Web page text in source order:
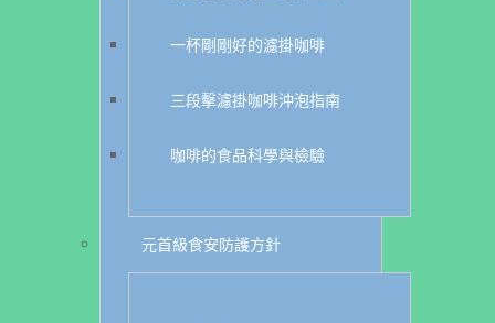
一杯剛剛好的濾掛咖啡
三段擊濾掛咖啡沖泡指南
咖啡的食品科學與檢驗
元首級食安防護方針